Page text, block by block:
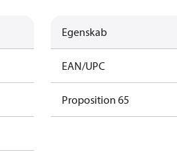
Egenskab
EAN/UPC
Proposition 65